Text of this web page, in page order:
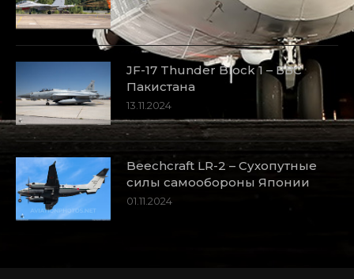
JF-17 Thunder Block 1 – ВВС
Пакистана
13.11.2024
Beechcraft LR-2 – Сухопутные
силы самообороны Японии
01.11.2024